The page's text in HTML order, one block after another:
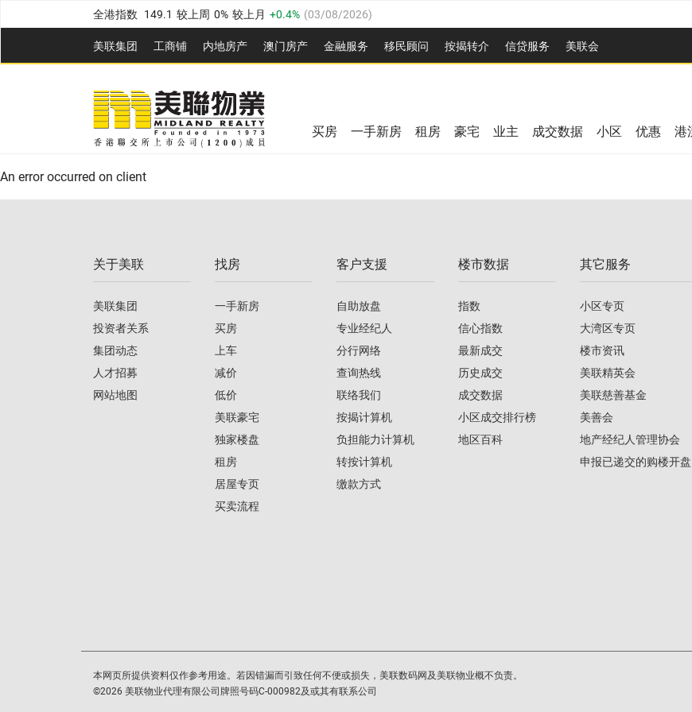
全港指数 149.1 较上周 0% 较上月 0.4% (03/08/2026)
港岛指数 157.4 较上周 -0.3% 较上月 -0.8% 03/08/2026
九龙指数 156.4 较上周 -0.1% 较上月 0.3% (03/08/2026)
新界指数 134.8 较上周 0.1% 较上月
美联信心指数 77.1 较上周 0.7% 较上月 03/08/2026
美联集团 工商铺 内地房产 澳⻔房产 金融服务 移民顾问 按揭转介 信贷服务 美联会
全港指数 149.1 较上周 0% 较上月
美联信心指数 较上周 0.7% 03/08/2026
买房 一手新房 租房 豪宅 业主 成交数据 小区 优惠 港
An error occurred on client
关于美联
美联集团
投资者关系
集团动态
人才招募
网站地图
找房
一手新房
买房
上车
减价
低价
美联豪宅
独家楼盘
租房
居屋专页
买卖流程
客户支援
自助放盘
专业经纪人
分行网络
查询热线
联络我们
按揭计算机
负担能力计算机
转按计算机
缴款方式
楼市数据
指数
信心指数
最新成交
历史成交
成交数据
小区成交排行榜
地区百科
其它服务
小区专页
大湾区专页
楼市资讯
美联精英会
美联慈善基金
美善会
地产经纪人管理协会
申报已递交的购楼开盘
本网页所提供资料仅作参考用途。若因错漏而引致任何不便或损失，美联数码网及美联物业概不负责。
©2026 美联物业代理有限公司牌照号码C-000982及或其有联系公司